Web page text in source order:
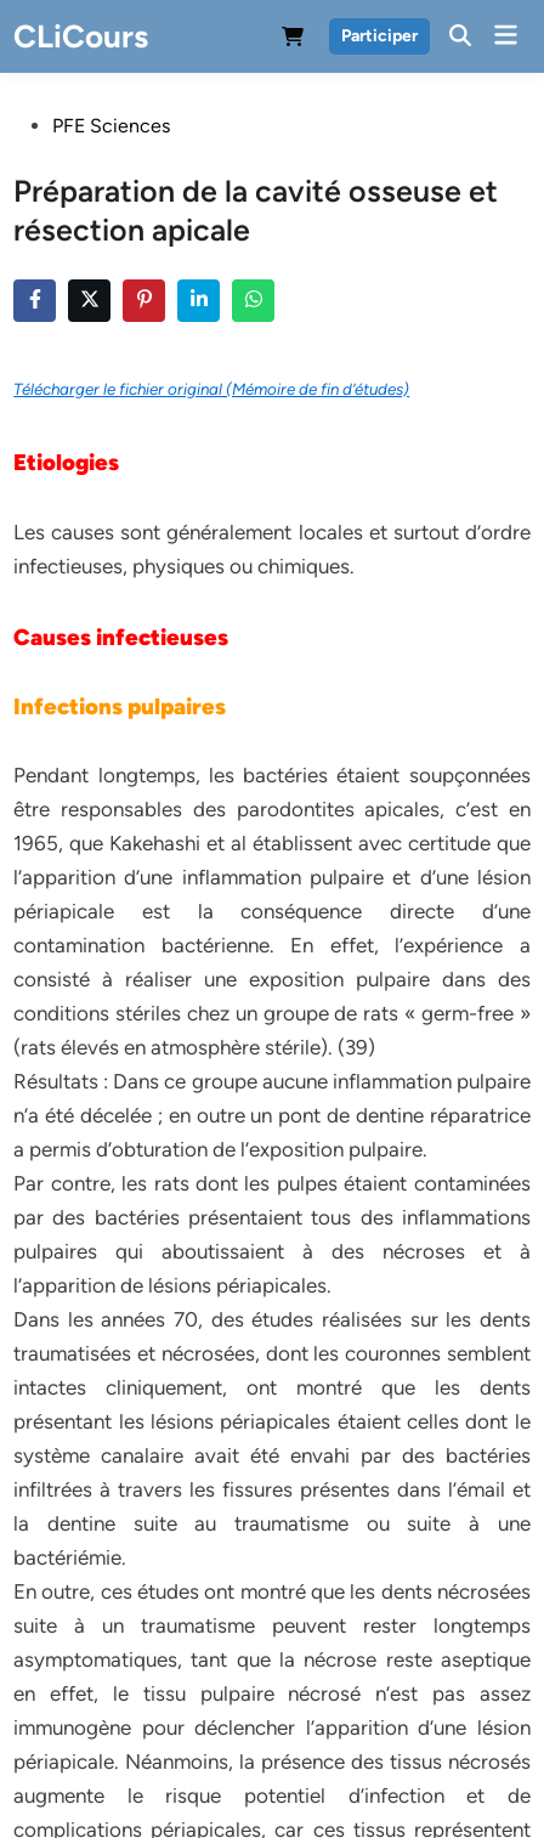
to
content
CLiCours Participer
PostedPFE Sciences
Préparation de la cavité osseuse et
résection apicale
Télécharger le fichier original (Mémoire de fin d’études)
Etiologies
Les causes sont généralement locales et surtout d’ordre
infectieuses, physiques ou chimiques.
Causes infectieuses
Infections pulpaires
Pendant longtemps, les bactéries étaient soupçonnées
être responsables des parodontites apicales, c’est en
1965, que Kakehashi et al établissent avec certitude que
l’apparition d’une inflammation pulpaire et d’une lésion
périapicale est la conséquence directe d’une
contamination bactérienne. En effet, l’expérience a
consisté à réaliser une exposition pulpaire dans des
conditions stériles chez un groupe de rats « germ-free »
(rats élevés en atmosphère stérile). (39)
Résultats : Dans ce groupe aucune inflammation pulpaire
n’a été décelée ; en outre un pont de dentine réparatrice
a permis d’obturation de l’exposition pulpaire.
Par contre, les rats dont les pulpes étaient contaminées
par des bactéries présentaient tous des inflammations
pulpaires qui aboutissaient à des nécroses et à
l’apparition de lésions périapicales.
Dans les années 70, des études réalisées sur les dents
traumatisées et nécrosées, dont les couronnes semblent
intactes cliniquement, ont montré que les dents
présentant les lésions périapicales étaient celles dont le
système canalaire avait été envahi par des bactéries
infiltrées à travers les fissures présentes dans l’émail et
la dentine suite au traumatisme ou suite à une
bactériémie.
En outre, ces études ont montré que les dents nécrosées
suite à un traumatisme peuvent rester longtemps
asymptomatiques, tant que la nécrose reste aseptique
en effet, le tissu pulpaire nécrosé n’est pas assez
immunogène pour déclencher l’apparition d’une lésion
périapicale. Néanmoins, la présence des tissus nécrosés
augmente le risque potentiel d’infection et de
complications périapicales, car ces tissus représentent